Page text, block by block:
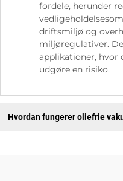
fordele, herunder
driftsmiljø og
miljøregulativer.
applikationer, hvor
udgøre en risiko.
Hvordan fungerer oliefrie